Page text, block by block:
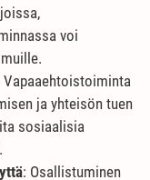
voi
Vapaaehtoistoiminta
ja yhteisön tuen
sosiaalisia
: Osallistuminen